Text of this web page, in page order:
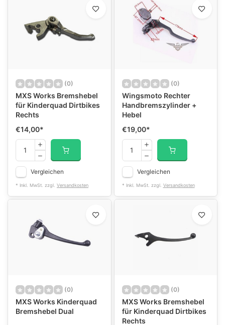
(0)
MXS Works Bremshebel
für Kinderquad Dirtbikes
Rechts
€14,00*
Vergleichen
* Inkl. MwSt. zzgl. Versandkosten
(0)
Wingsmoto Rechter
Handbremszylinder +
Hebel
€19,00*
Vergleichen
* Inkl. MwSt. zzgl. Versandkosten
(0)
MXS Works Kinderquad
Bremshebel Dual
(0)
MXS Works Bremshebel
für Kinderquad Dirtbikes
Rechts